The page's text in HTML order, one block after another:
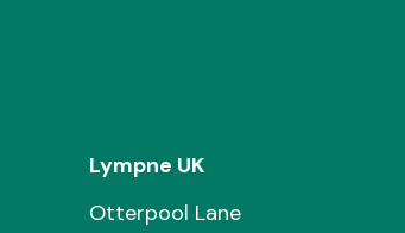
Lympne UK
Otterpool Lane